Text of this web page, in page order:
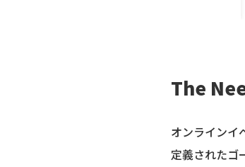
The
オンラインイ
定義されたゴ